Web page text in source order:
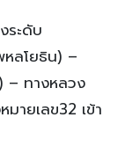
ระดับ
ลโยธิน) –
– ทางหลวง
ายเลข32 เข้า